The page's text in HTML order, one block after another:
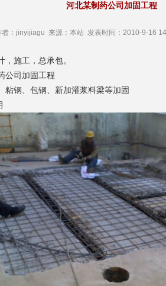
河北某制药公司加固工程
者：jinyijiagu 来源：本站 发表时间：2010-9-16
施工，总承包。
公司加固工程
粘钢、包钢、新加灌浆料梁等加固